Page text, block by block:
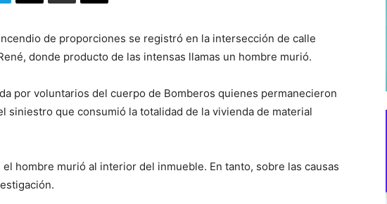
de proporciones se registró en la intersección de calle
donde producto de las intensas llamas un hombre murió.
por voluntarios del cuerpo de Bomberos quienes permanecieron
siniestro que consumió la totalidad de la vivienda de material
hombre murió al interior del inmueble. En tanto, sobre las causas